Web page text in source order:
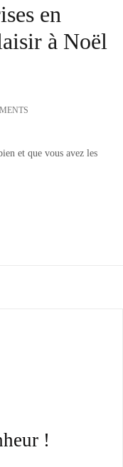
en
à Noël
et que vous avez les
!